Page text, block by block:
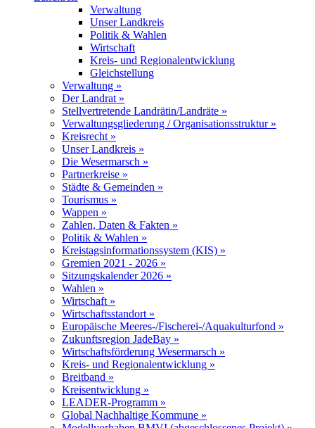
Verwaltung
Unser Landkreis
Politik & Wahlen
Wirtschaft
Kreis- und Regionalentwicklung
Gleichstellung
Verwaltung »
Der Landrat »
Stellvertretende Landrätin/Landräte »
Verwaltungsgliederung / Organisationsstruktur »
Kreisrecht »
Unser Landkreis »
Die Wesermarsch »
Partnerkreise »
Städte & Gemeinden »
Tourismus »
Wappen »
Zahlen, Daten & Fakten »
Politik & Wahlen »
Kreistagsinformationssystem (KIS) »
Gremien 2021 - 2026 »
Sitzungskalender 2026 »
Wahlen »
Wirtschaft »
Wirtschaftsstandort »
Europäische Meeres-/Fischerei-/Aquakulturfond »
Zukunftsregion JadeBay »
Wirtschaftsförderung Wesermarsch »
Kreis- und Regionalentwicklung »
Breitband »
Kreisentwicklung »
LEADER-Programm »
Global Nachhaltige Kommune »